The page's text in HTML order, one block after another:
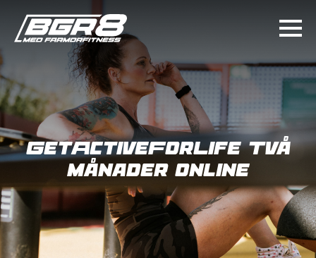
GetActiveForLife Två
månader online